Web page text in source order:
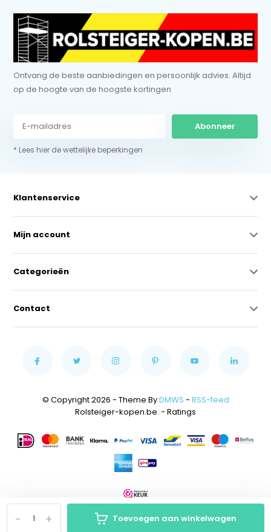
+
- Toevoegen aan winkelwagen
Ontvang de beste aanbiedingen en persoonlijk advies. Altijd
op de hoogte van de hoogste kortingen
Abonneer
* Lees hier de wettelijke beperkingen
Klantenservice
Mijn account
Categorieën
Contact
© Copyright 2026 - Theme ByDMWS - RSS-feed
Rolsteiger-kopen.be. - Ratings